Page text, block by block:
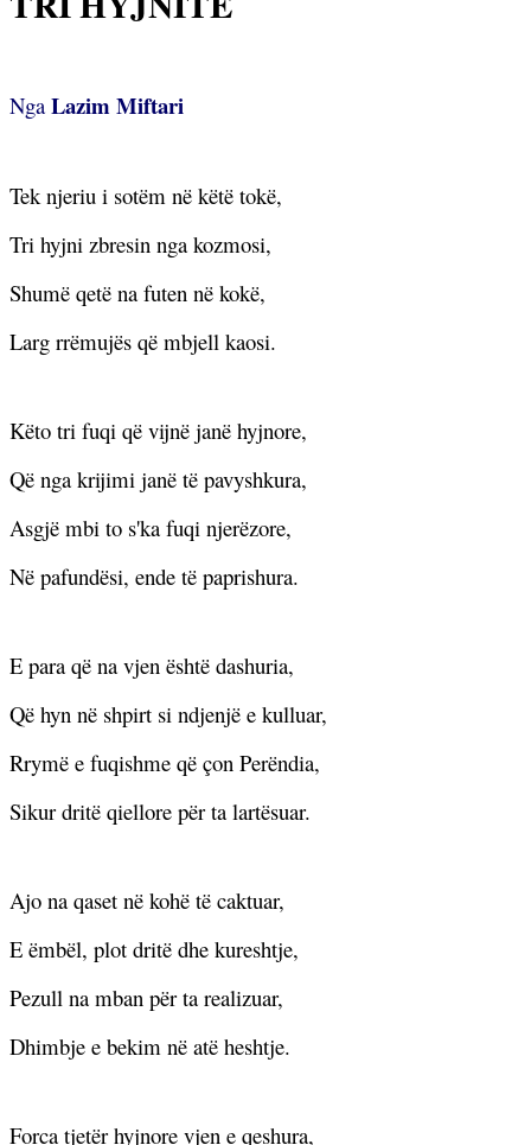
Nga Lazim Miftari
Tek njeriu i sotëm në këtë tokë,
Tri hyjni zbresin nga kozmosi,
Shumë qetë na futen në kokë,
Larg rrëmujës që mbjell kaosi.
Këto tri fuqi që vijnë janë hyjnore,
Që nga krijimi janë të pavyshkura,
Asgjë mbi to s'ka fuqi njerëzore,
Në pafundësi, ende të paprishura.
E para që na vjen është dashuria,
Që hyn në shpirt si ndjenjë e kulluar,
Rrymë e fuqishme që çon Perëndia,
Sikur dritë qiellore për ta lartësuar.
Ajo na qaset në kohë të caktuar,
E ëmbël, plot dritë dhe kureshtje,
Pezull na mban për ta realizuar,
Dhimbje e bekim në atë heshtje.
Forca tjetër hyjnore vjen e qeshura,